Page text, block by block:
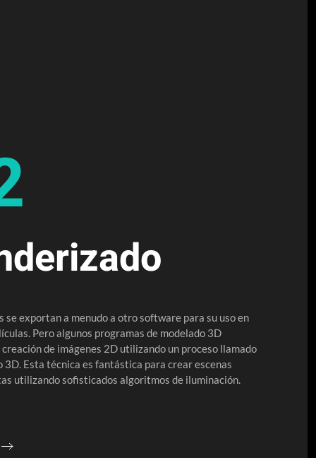
se exportan a menudo a otro software para su uso en
Pero algunos programas de modelado 3D
de imágenes 2D utilizando un proceso llamado
3D. Esta técnica es fantástica para crear escenas
utilizando sofisticados algoritmos de iluminación.